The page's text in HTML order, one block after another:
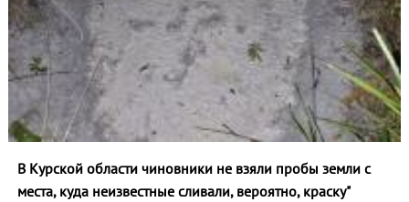
В Курской области чиновники не взяли пробы земли с
места, куда неизвестные сливали, вероятно, краску"